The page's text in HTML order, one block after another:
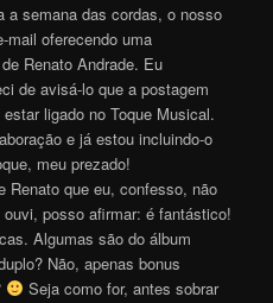
a semana das cordas, o nosso
mail oferecendo uma
Renato Andrade. Eu
de avisá-lo que a postagem
ligado no Toque Musical.
e já estou incluindo-o
meu prezado!
Renato que eu, confesso, não
posso afirmar: é fantástico!
Algumas são do álbum
Não, apenas bonus
Seja como for, antes sobrar